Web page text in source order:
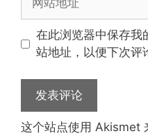
址
址
在此浏览器中保存我
站地址，以便下次评
这个站点使用 Akismet